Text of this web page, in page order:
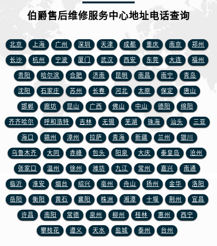
江西省萍乡市安源区萍安北大道与康庄路交叉口伯爵售后服务中心（需提前预约）
江西省上饶市信州区滨江西路伯爵售后服务中心（需提前预约）
江西省新余市渝水区北湖西路伯爵售后服务中心（需提前预约）
江西省宜春市袁州区中山中路伯爵售后服务中心（需提前预约）
江西省鹰潭市月湖区胜利东路伯爵售后服务中心（需提前预约）
山东省德州市德城区东风中路伯爵售后服务中心（需提前预约）
山东省东营市东营区济南路伯爵售后服务中心（需提前预约）
山东省济南市历下区经十路11111号华润中心写字楼（万象城）15层1508室伯爵售后服务中心（需提前预约）
山东省济宁市任城区太白楼路伯爵售后服务中心（需提前预约）
山东省莱芜市文化南路8号银座商城名表维修一楼名表维修伯爵售后服务中心（需提前预约）
山东省临沂市兰山区解放路伯爵售后服务中心（需提前预约）
山东省日照市东港区烟台路伯爵售后服务中心（需提前预约）
山东省泰安市泰山区财源街道泰山大街伯爵售后服务中心（需提前预约）
伯爵售后维修服务中心地址电话查询
北京 上海 广州 深圳 天津 成都 重庆 南京 郑州
长沙 杭州 宁波 厦门 武汉 西安 东莞 大连 福州
贵阳 哈尔滨 合肥 济南 昆明 南昌 南宁 青岛
沈阳 石家庄 苏州 长春 河北 太原 保定 唐山
邯郸 廊坊 昆山 广西 佛山 中山 德阳 绵阳
齐齐哈尔 呼和浩特 吉林 无锡 芜湖 珠海 汕头 三亚
海口 赣州 漳州 拉萨 青海 新疆 兰州 银川
乌鲁木齐 大同 赤峰 包头 阳泉 大庆 秦皇岛 沧州
张家口 温州 徐州 潍坊 九江 常州 嘉兴 南通
临沂 淮安 烟台 绍兴 亳州 舟山 扬州 金华 洛阳
岳阳 衡阳 黄石 襄阳 株洲 湘潭 十堰 荆州 宜昌
许昌 南阳 常德 泉州 柳州 桂林 惠州 西宁
攀枝花 遵义 天水 盐城 泰州 台州